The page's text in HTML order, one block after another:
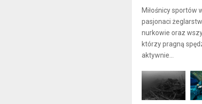
Miłośnicy sportów
pasjonaci
nurkowie oraz
którzy pragną
aktywnie...